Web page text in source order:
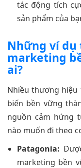
tác động tích
sản phẩm của
Những ví dụ
marketing
ai?
Nhiều thương hiệu
biến bền vững
nguồn cảm hứng
nào muốn đi theo
Patagonia:
marketing bền